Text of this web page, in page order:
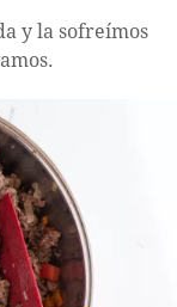
y la sofreímos